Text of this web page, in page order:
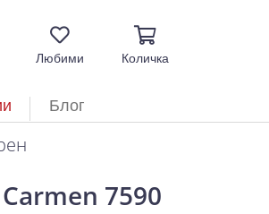
Любими Количка
Блог
7590